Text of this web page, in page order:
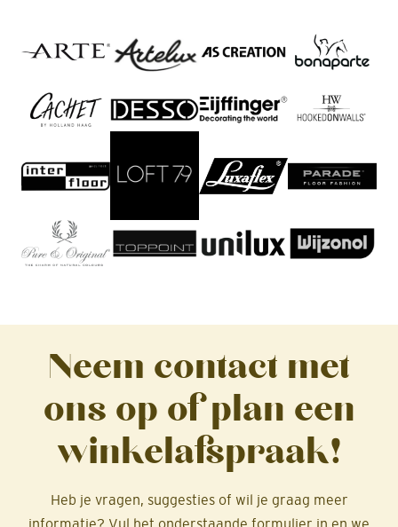
Neem contact met
ons op of plan een
winkelafspraak!
Heb je vragen, suggesties of wil je graag meer
informatie? Vul het onderstaande formulier in en we